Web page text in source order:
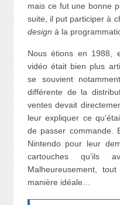
mais ce fut une bonne
suite, il put participer à
design à la
Nous étions en 1988,
vidéo était bien plus
se souvient
différente de la
ventes devait
leur expliquer ce
de passer commande.
Nintendo pour leur
cartouches qu’ils
Malheureusement,
manière idéale…